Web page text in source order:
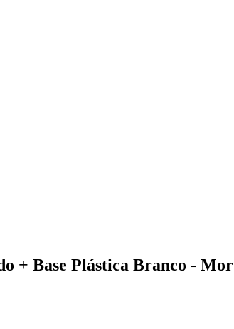
+ Base Plástica Branco - Mor